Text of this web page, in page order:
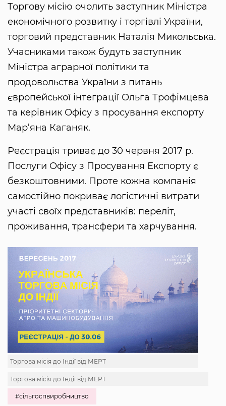
Торгову місію очолить заступник Міністра
економічного розвитку і торгівлі України,
торговий представник Наталія Микольська.
Учасниками також будуть заступник
Міністра аграрної політики та
продовольства України з питань
європейської інтеграції Ольга Трофімцева
та керівник Офісу з просування експорту
Мар’яна Каганяк.
Реєстрація триває до 30 червня 2017 р.
Послуги Офісу з Просування Експорту є
безкоштовними. Проте кожна компанія
самостійно покриває логістичні витрати
участі своїх представників: переліт,
проживання, трансфери та харчування.
Торгова місія до Індії від МЕРТ
Торгова місія до Індії від МЕРТ
#сільгоспвиробництво